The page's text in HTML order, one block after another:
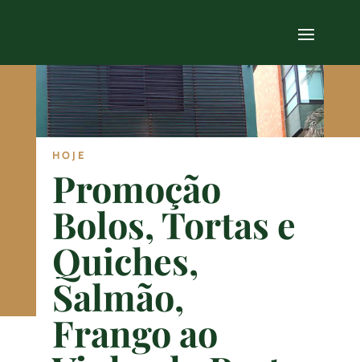
HOJE
Promoção
Bolos, Tortas e
Quiches,
Salmão,
Frango ao